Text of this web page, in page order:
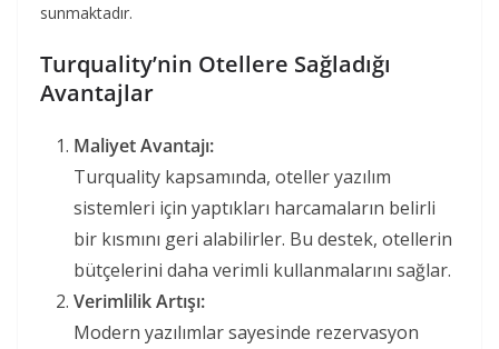
sunmaktadır.
Turquality’nin Otellere Sağladığı
Avantajlar
Maliyet Avantajı:
Turquality kapsamında, oteller yazılım
sistemleri için yaptıkları harcamaların belirli
bir kısmını geri alabilirler. Bu destek, otellerin
bütçelerini daha verimli kullanmalarını sağlar.
Verimlilik Artışı:
Modern yazılımlar sayesinde rezervasyon